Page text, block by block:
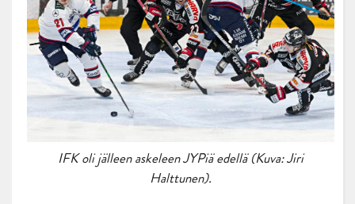
IFK oli jälleen askeleen JYPiä edellä (Kuva: Jiri
Halttunen).